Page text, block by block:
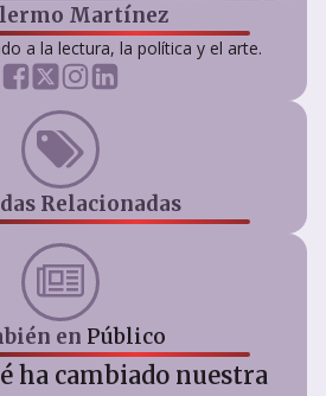
Martínez
a la lectura, la política y el arte.
Relacionadas
en Público
ha cambiado nuestra